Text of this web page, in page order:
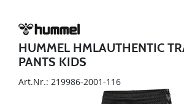
HUMMEL HMLAUTHENTIC
PANTS KIDS
Art.Nr.: 219986-2001-116